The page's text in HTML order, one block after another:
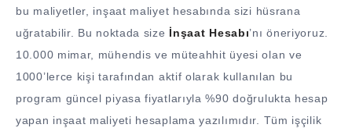
bu maliyetler, inşaat maliyet hesabında sizi hüsrana
uğratabilir. Bu noktada size İnşaat Hesabı’nı öneriyoruz.
10.000 mimar, mühendis ve müteahhit üyesi olan ve
1000’lerce kişi tarafından aktif olarak kullanılan bu
program güncel piyasa fiyatlarıyla %90 doğrulukta hesap
yapan inşaat maliyeti hesaplama yazılımıdır. Tüm işçilik